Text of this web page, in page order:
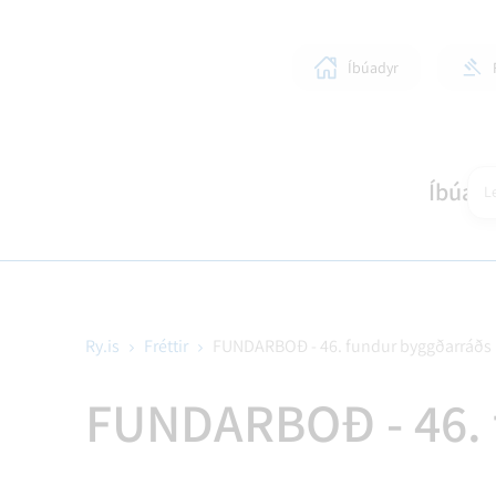
Íbúar
Íbúadyr
Ry.is Fréttir FUNDARBOÐ - 46. fundur
FUNDARBOÐ -